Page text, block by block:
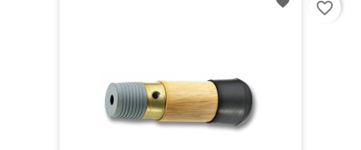
favorite_border